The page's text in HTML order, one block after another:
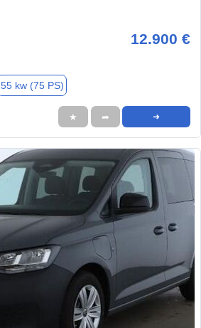
12.900 €
55 kw (75 PS)
★ ➦ ➜